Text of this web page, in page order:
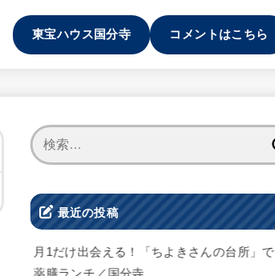
東宝ハウス国分寺 コメントはこちら
最近の投稿
月1だけ出会える！「ちよきさんの台所」で
薬膳ランチ／国分寺